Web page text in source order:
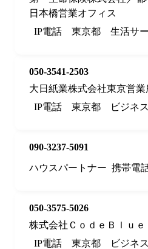
日本橋営業オフィス
IP電話
東京都 生活サ
050-3541-2503
大日紙業株式会社東京営業
IP電話
東京都 ビジネス
090-3237-5091
ハウスパートナー 携帯電
050-3575-5026
株式会社ＣｏｄｅＢｌｕｅ
IP電話
東京都 ビジネス